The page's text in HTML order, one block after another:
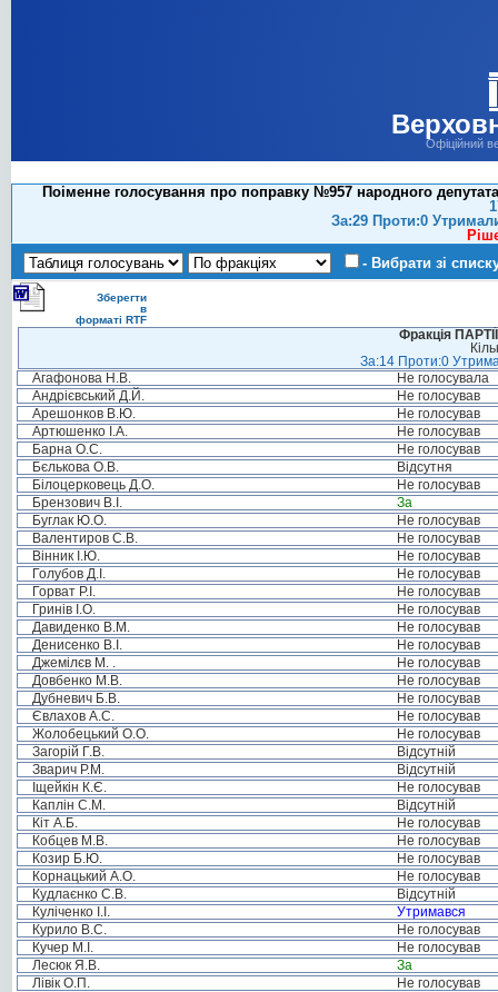
Офіційний
Поіменне голосування про поправку №957 народного
За:29 Проти:0
- Вибрати зі
Зберегти
в
форматі RTF
Фракція
За:14 Проти:0
Агафонова Н.В.
Не голосувала
Андрієвський Д.Й.
Не голосував
Арешонков В.Ю.
Не голосував
Артюшенко І.А.
Не голосував
Барна О.С.
Не голосував
Бєлькова О.В.
Відсутня
Білоцерковець Д.О.
Не голосував
Брензович В.І.
За
Буглак Ю.О.
Не голосував
Валентиров С.В.
Не голосував
Вінник І.Ю.
Не голосував
Голубов Д.І.
Не голосував
Горват Р.І.
Не голосував
Гринів І.О.
Не голосував
Давиденко В.М.
Не голосував
Денисенко В.І.
Не голосував
Джемілєв М. .
Не голосував
Довбенко М.В.
Не голосував
Дубневич Б.В.
Не голосував
Євлахов А.С.
Не голосував
Жолобецький О.О.
Не голосував
Загорій Г.В.
Відсутній
Зварич Р.М.
Відсутній
Іщейкін К.Є.
Не голосував
Каплін С.М.
Відсутній
Кіт А.Б.
Не голосував
Кобцев М.В.
Не голосував
Козир Б.Ю.
Не голосував
Корнацький А.О.
Не голосував
Кудлаєнко С.В.
Відсутній
Куліченко І.І.
Утримався
Курило В.С.
Не голосував
Кучер М.І.
Не голосував
Лесюк Я.В.
За
Лівік О.П.
Не голосував